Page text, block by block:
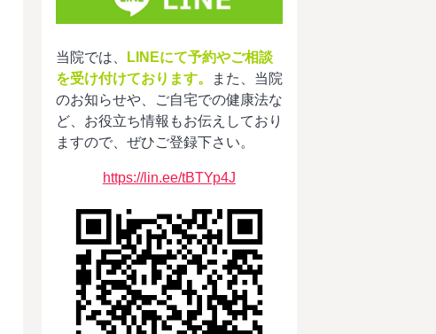
当院では、
LINEにて予約やご相談
を受け付けております。
また、当院
のお知らせや、ご自宅での健康法な
ど、お役立ち情報もお伝えしており
ますので、ぜひご登録下さい。
https://lin.ee/tBTYp4J